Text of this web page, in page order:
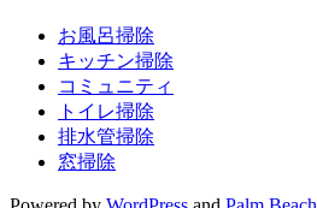
お風呂掃除
キッチン掃除
コミュニティ
トイレ掃除
排水管掃除
窓掃除